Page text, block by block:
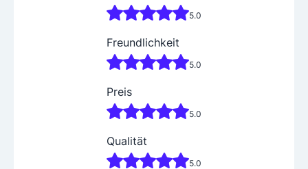
– all diese verschiedenen Gewerke greifen bei Fiegl ine
rden – und zum Grundstein für die Philosophie der Firm
a: „Gesamtlösungen aus einer Hand“ möchte das Tirole
5.0
Freundlichkeit
5.0
Preis
5.0
Qualität
5.0